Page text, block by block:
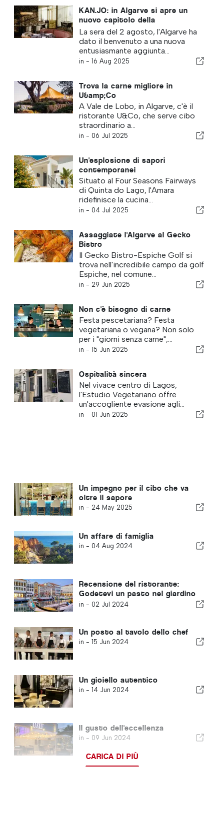
KAN.JO: in Algarve si apre un
nuovo capitolo della
gastronomia asiatica
La sera del 2 agosto, l'Algarve ha
dato il benvenuto a una nuova
entusiasmante aggiunta...
in - 16 Aug 2025
Trova la carne migliore in
U&amp;Co
A Vale de Lobo, in Algarve, c'è il
ristorante U&Co, che serve cibo
straordinario a...
in - 06 Jul 2025
Un'esplosione di sapori
contemporanei
Situato al Four Seasons Fairways
di Quinta do Lago, l'Amara
ridefinisce la cucina...
in - 04 Jul 2025
Assaggiate l'Algarve al Gecko
Bistro
Il Gecko Bistro-Espiche Golf si
trova nell'incredibile campo da golf
Espiche, nel comune...
in - 29 Jun 2025
Non c'è bisogno di carne
Festa pescetariana? Festa
vegetariana o vegana? Non solo
per i "giorni senza carne",...
in - 15 Jun 2025
Ospitalità sincera
Nel vivace centro di Lagos,
l'Estudio Vegetariano offre
un'accogliente evasione agli...
in - 01 Jun 2025
Un impegno per il cibo che va
oltre il sapore
in - 24 May 2025
Un affare di famiglia
in - 04 Aug 2024
Recensione del ristorante:
Godetevi un pasto nel giardino
rosa di Aveiro
in - 02 Jul 2024
Un posto al tavolo dello chef
in - 15 Jun 2024
Un gioiello autentico
in - 14 Jun 2024
Il gusto dell'eccellenza
in - 09 Jun 2024
CARICA DI PIÙ